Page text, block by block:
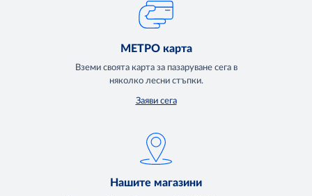
МЕТРО карта
Вземи своята карта за пазаруване сега в
няколко лесни стъпки.
Заяви сега
Нашите магазини